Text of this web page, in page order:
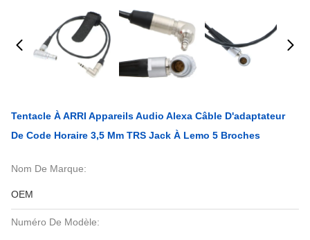
Tentacle À ARRI Appareils Audio Alexa Câble D'adaptateur
De Code Horaire 3,5 Mm TRS Jack À Lemo 5 Broches
Nom De Marque:
OEM
Numéro De Modèle: